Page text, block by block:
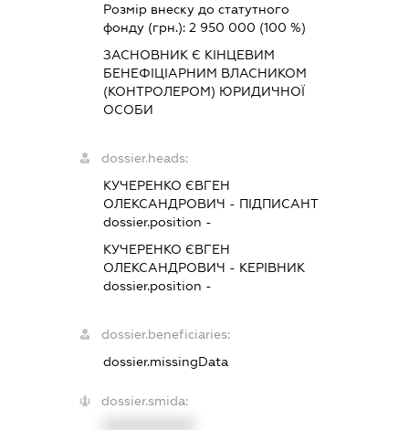
Розмір внеску до статутного
фонду (грн.): 2 950 000 (100 %)
ЗАСНОВНИК Є КІНЦЕВИМ
БЕНЕФІЦІАРНИМ ВЛАСНИКОМ
(КОНТРОЛЕРОМ) ЮРИДИЧНОЇ
ОСОБИ
dossier.heads:
КУЧЕРЕНКО ЄВГЕН
ОЛЕКСАНДРОВИЧ - ПІДПИСАНТ
dossier.position -
КУЧЕРЕНКО ЄВГЕН
ОЛЕКСАНДРОВИЧ - КЕРІВНИК
dossier.position -
dossier.beneficiaries:
dossier.missingData
dossier.smida: